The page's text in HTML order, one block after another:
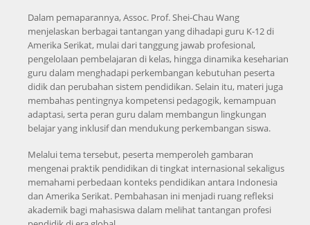
Dalam pemaparannya, Assoc. Prof. Shei-Chau Wang
menjelaskan berbagai tantangan yang dihadapi guru K-12 di
Amerika Serikat, mulai dari tanggung jawab profesional,
pengelolaan pembelajaran di kelas, hingga dinamika keseharian
guru dalam menghadapi perkembangan kebutuhan peserta
didik dan perubahan sistem pendidikan. Selain itu, materi juga
membahas pentingnya kompetensi pedagogik, kemampuan
adaptasi, serta peran guru dalam membangun lingkungan
belajar yang inklusif dan mendukung perkembangan siswa.
Melalui tema tersebut, peserta memperoleh gambaran
mengenai praktik pendidikan di tingkat internasional sekaligus
memahami perbedaan konteks pendidikan antara Indonesia
dan Amerika Serikat. Pembahasan ini menjadi ruang refleksi
akademik bagi mahasiswa dalam melihat tantangan profesi